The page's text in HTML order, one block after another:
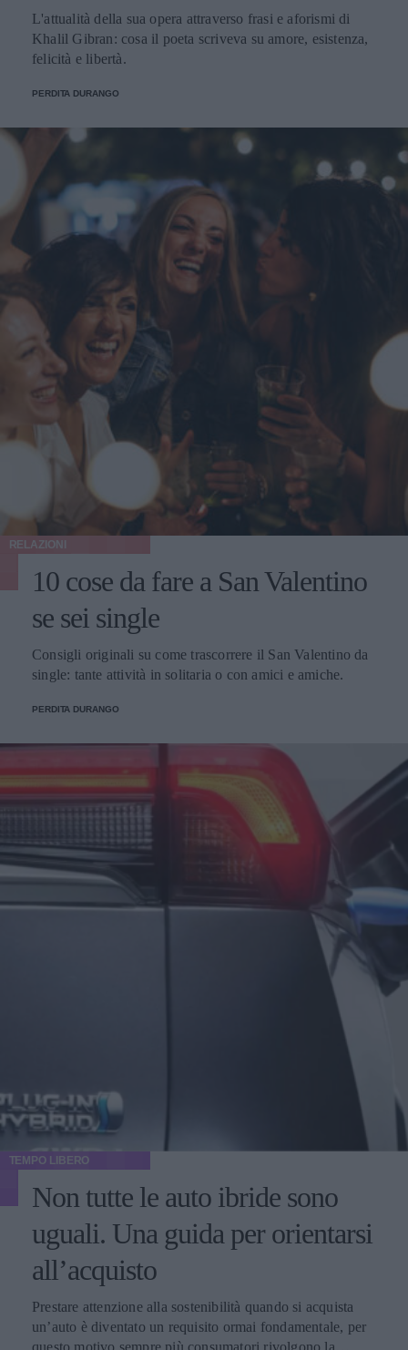
L'attualità della sua opera attraverso frasi e aforismi di
Khalil Gibran: cosa il poeta scriveva su amore, esistenza,
felicità e libertà.
PERDITA DURANGO
RELAZIONI
10 cose da fare a San Valentino
se sei single
Consigli originali su come trascorrere il San Valentino da
single: tante attività in solitaria o con amici e amiche.
PERDITA DURANGO
TEMPO LIBERO
Non tutte le auto ibride sono
uguali. Una guida per orientarsi
all’acquisto
Prestare attenzione alla sostenibilità quando si acquista
un’auto è diventato un requisito ormai fondamentale, per